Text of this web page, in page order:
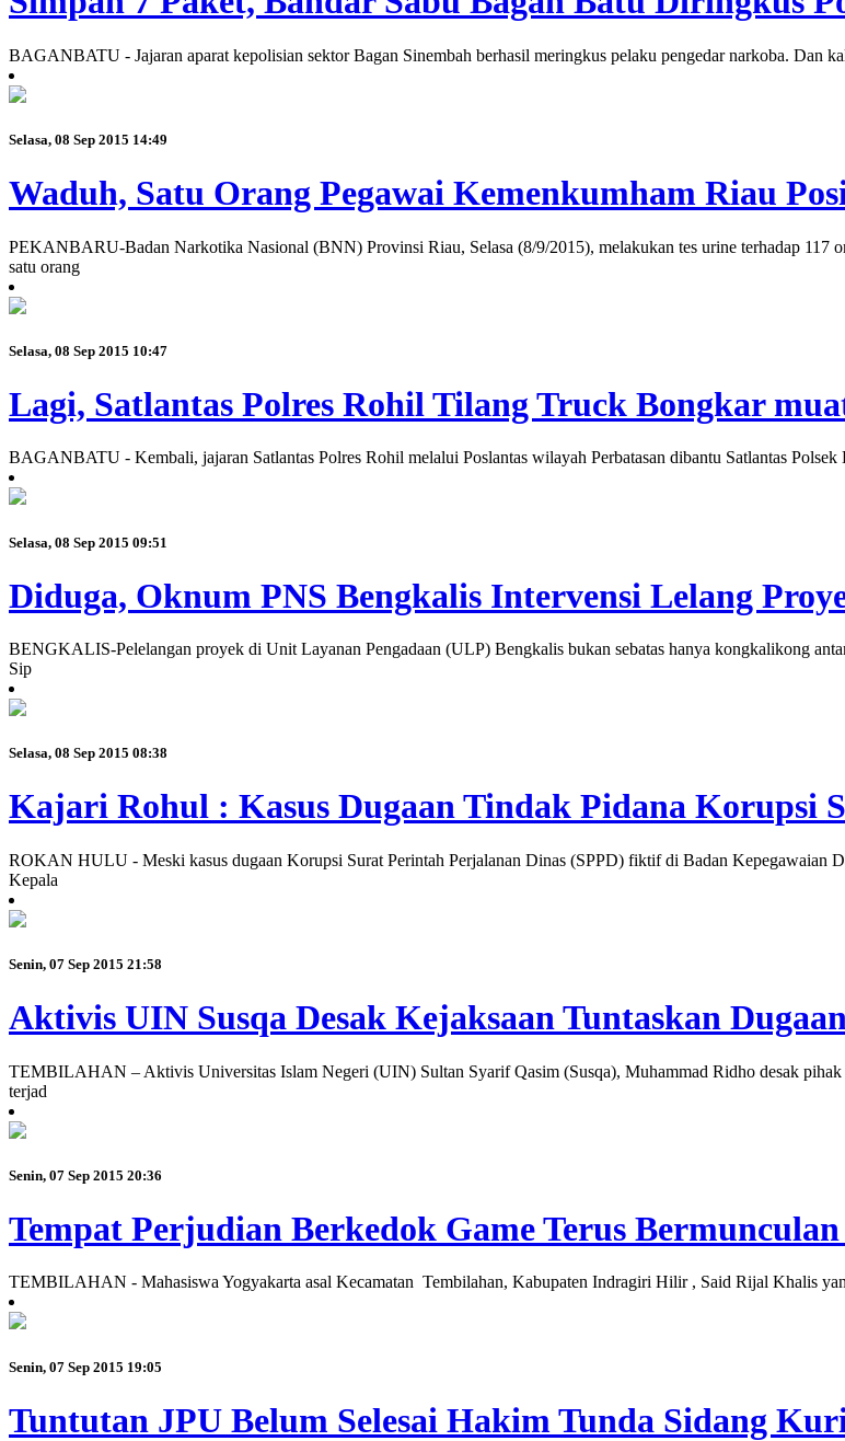
BAGANBATU - Jajaran aparat kepolisian sektor Bagan Sinembah berhasil meringkus pelaku pengedar narkoba.
Selasa, 08 Sep 2015 14:49
Waduh, Satu Orang Pegawai Kemenkumham Riau
PEKANBARU-Badan Narkotika Nasional (BNN) Provinsi Riau, Selasa (8/9/2015), melakukan tes urine terhadap 117
satu orang
Selasa, 08 Sep 2015 10:47
Lagi, Satlantas Polres Rohil Tilang Truck Bongkar
BAGANBATU - Kembali, jajaran Satlantas Polres Rohil melalui Poslantas wilayah Perbatasan dibantu Satlantas
Selasa, 08 Sep 2015 09:51
Diduga, Oknum PNS Bengkalis Intervensi Lelang
BENGKALIS-Pelelangan proyek di Unit Layanan Pengadaan (ULP) Bengkalis bukan sebatas hanya kongkalikong
Sip
Selasa, 08 Sep 2015 08:38
Kajari Rohul : Kasus Dugaan Tindak Pidana Korupsi
ROKAN HULU - Meski kasus dugaan Korupsi Surat Perintah Perjalanan Dinas (SPPD) fiktif di Badan Kepegawaian
Kepala
Senin, 07 Sep 2015 21:58
Aktivis UIN Susqa Desak Kejaksaan Tuntaskan
TEMBILAHAN – Aktivis Universitas Islam Negeri (UIN) Sultan Syarif Qasim (Susqa), Muhammad Ridho desak
terjad
Senin, 07 Sep 2015 20:36
Tempat Perjudian Berkedok Game Terus
TEMBILAHAN - Mahasiswa Yogyakarta asal Kecamatan Tembilahan, Kabupaten Indragiri Hilir , Said Rijal Khalis
Senin, 07 Sep 2015 19:05
Tuntutan JPU Belum Selesai Hakim Tunda Sidang